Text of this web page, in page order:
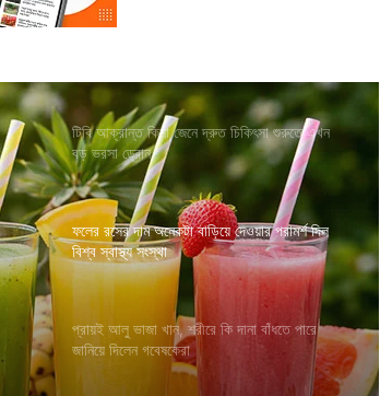
টিবি আক্রান্ত কিনা জেনে দ্রুত চিকিৎসা শুরুতে এখন
বড় ভরসা ড্রোন
ফলের রসের দাম অনেকটা বাড়িয়ে দেওয়ার পরামর্শ দিল
বিশ্ব স্বাস্থ্য সংস্থা
প্রায়ই আলু ভাজা খান, শরীরে কি দানা বাঁধতে পারে
জানিয়ে দিলেন গবেষকেরা